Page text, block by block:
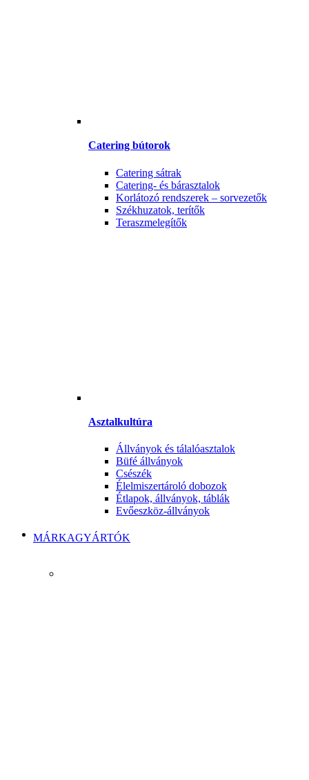
Catering bútorok
Catering sátrak
Catering- és bárasztalok
Korlátozó rendszerek – sorvezetők
Székhuzatok, terítők
Teraszmelegítők
Asztalkultúra
Állványok és tálalóasztalok
Büfé állványok
Csészék
Élelmiszertároló dobozok
Étlapok, állványok, táblák
Evőeszköz-állványok
MÁRKAGYÁRTÓK